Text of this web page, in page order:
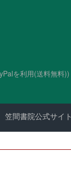
を利用(送料無料))
笠間書院公式サイト